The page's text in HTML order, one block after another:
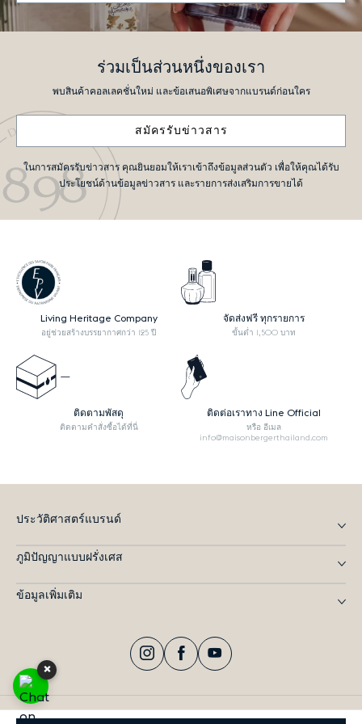
×
ร่วมเป็นส่วนหนึ่งของเรา
พบสินค้าคอลเลคชั่นใหม่ และข้อเสนอพิเศษจากแบรนด์ก่อนใคร
สมัครรับข่าวสาร
ในการสมัครรับข่าวสาร คุณยินยอมให้เราเข้าถึงข้อมูลส่วนตัว เพื่อให้คุณได้รับ
ประโยชน์ด้านข้อมูลข่าวสาร และรายการส่งเสริมการขายได้
Living Heritage Company
อยู่ช่วยสร้างบรรยากาศกว่า 125 ปี
จัดส่งฟรี ทุกรายการ
ขั้นต่ำ 1,500 บาท
ติดตามพัสดุ
ติดตามคำสั่งซื้อได้ที่นี่
ติดต่อเราทาง Line Official
หรือ อีเมล
info@maisonbergerthailand.com
ประวัติศาสตร์แบรนด์
ภูมิปัญญาแบบฝรั่งเศส
ข้อมูลเพิ่มเติม
InstagramFacebookYouTube
© 2026Maison Berger Thailand. All rights reserved.